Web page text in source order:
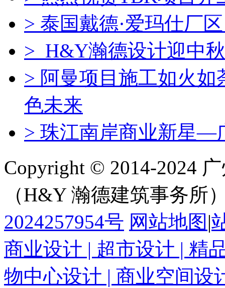
> 泰国戴德·爱玛仕厂
> H&Y瀚德设计迎中
> 阿曼项目施工如火
色未来
> 珠江南岸商业新星—
Copyright © 2014-2024
（H&Y 瀚德建筑事务所
2024257954号 网站地图 |
商业设计 | 超市设计 | 精
物中心设计 | 商业空间设